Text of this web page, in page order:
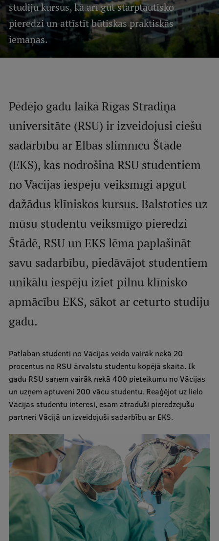
Mobile
galvenā
izvēlne
Studiju iespējas
Doktorantūra
Rezidentūra
Uzņemšana
Praktiska informācija
Par RSU
Studentu dzīve
Studiju norises vietas
Fakultātes
Mūsu cilvēki
Stratēģija
Vēsture un tradīcijas
Identitāte
RSU fonds
Aula
Muzeji un ekspozīcijas
Ģerbonis
Projekti
Reitingi
Virtuālā tūre
Ilgtspējīga attīstība
studiju kursus, kā arī gūt starptautisko
pieredzi un attīstīt būtiskas praktiskās
iemaņas.
Pēdējo gadu laikā Rīgas Stradiņa
universitāte (RSU) ir izveidojusi ciešu
sadarbību ar Elbas slimnīcu Štādē
(EKS), kas nodrošina RSU studentiem
no Vācijas iespēju veiksmīgi apgūt
dažādus klīniskos kursus. Balstoties uz
mūsu studentu veiksmīgo pieredzi
Štādē, RSU un EKS lēma paplašināt
savu sadarbību, piedāvājot studentiem
unikālu iespēju iziet pilnu klīnisko
apmācību EKS, sākot ar ceturto studiju
gadu.
Patlaban studenti no Vācijas veido vairāk nekā 20
procentus no RSU ārvalstu studentu kopējā skaita. Ik
gadu RSU saņem vairāk nekā 400 pieteikumu no Vācijas
un uzņem aptuveni 200 vācu studentu. Reaģējot uz lielo
Vācijas studentu interesi, esam atraduši pieredzējušu
partneri Vācijā un izveidojuši sadarbību ar EKS.